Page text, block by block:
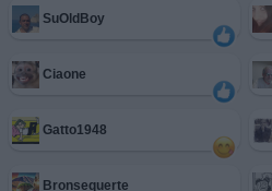
SuOldBoy
Ciaone
Gatto1948
Bronsequerte